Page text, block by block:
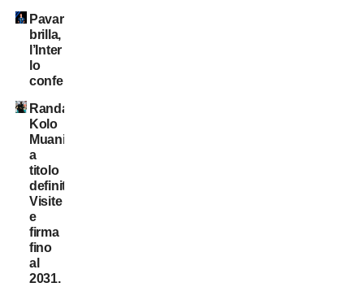
Pavard
brilla,
l’Inter
lo
conferma?
Randal
Kolo
Muani:
a
titolo
definitivo!
Visite
e
firma
fino
al
2031.